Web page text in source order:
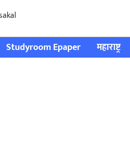
Studyroom Epaper महाराष्ट्र